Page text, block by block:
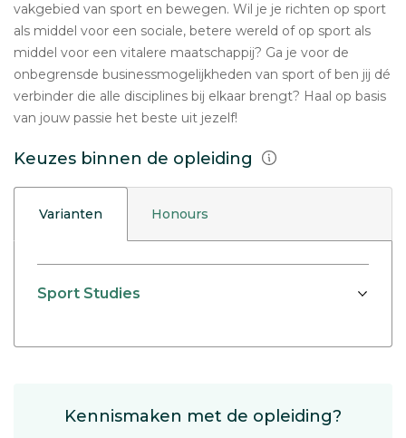
vakgebied van sport en bewegen. Wil je je richten op sport
als middel voor een sociale, betere wereld of op sport als
middel voor een vitalere maatschappij? Ga je voor de
onbegrensde businessmogelijkheden van sport of ben jij dé
verbinder die alle disciplines bij elkaar brengt? Haal op basis
van jouw passie het beste uit jezelf!
Keuzes binnen de opleiding
Varianten Honours
Sport Studies
Kennismaken met de opleiding?